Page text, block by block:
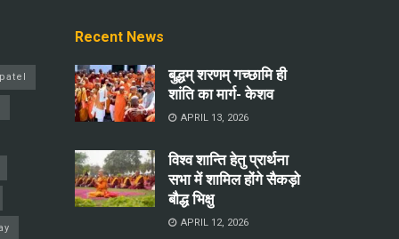
Recent News
बुद्धम् शरणम् गच्छामि ही
शांति का मार्ग- केशव
APRIL 13, 2026
विश्व शान्ति हेतु प्रार्थना
सभा में शामिल होंगे सैकड़ो
बौद्ध भिक्षु
APRIL 12, 2026